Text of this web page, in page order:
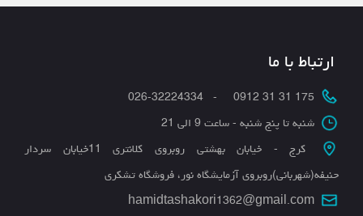
ارتباط با ما
175 31 31 0912 - 026-32224334
شنبه تا پنج شنبه - ساعت 9 الی 21
کرج - خیابان بهشتی روبروی کلانتری 11خیابان سردار
حنیفه(شهربانی)روبروی آزمایشگاه نور، فروشگاه تشکری
hamidtashakori1362@gmail.com